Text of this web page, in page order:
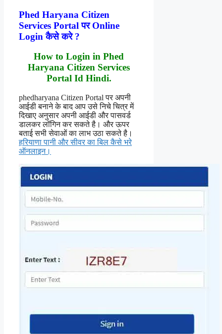
Phed Haryana Citizen
Services Portal पर Online
Login कैसे करे ?
How to Login in Phed
Haryana Citizen Services
Portal Id Hindi.
phedharyana Citizen Portal पर अपनी
आईडी बनाने के बाद आप उसे निचे चित्र में
दिखाए अनुसार अपनी आईडी और पासवर्ड
डालकर लॉगिन कर सकते है। और ऊपर
बताई सभी सेवाओं का लाभ उठा सकते है।
हरियाणा पानी और सीवर का बिल कैसे भरे
ऑनलाइन।